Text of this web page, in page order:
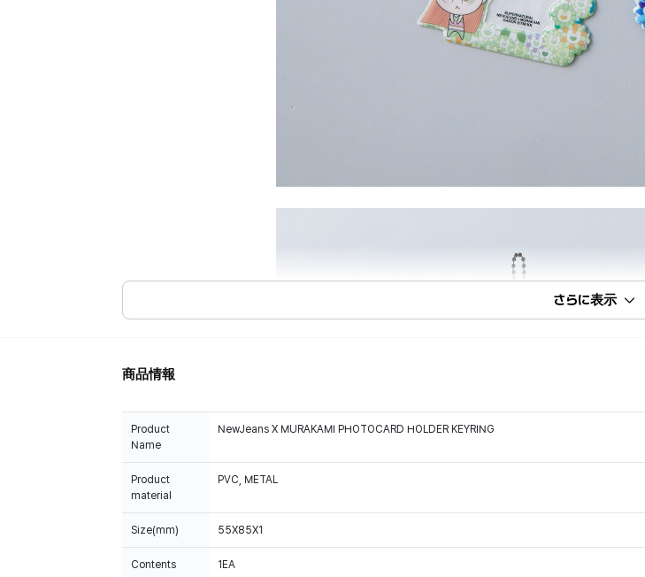
さらに表示
商品情報
Product
Name
NewJeans X MURAKAMI PHOTOCARD HOLDER KEYRING
Product
material
PVC, METAL
Size(mm) 55X85X1
Contents 1EA